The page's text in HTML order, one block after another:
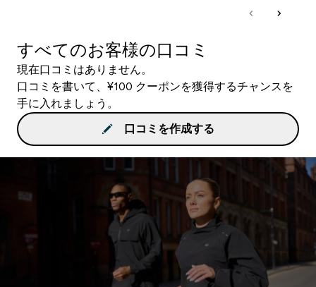
すべてのお客様の口コミ
現在口コミはありません。
口コミを書いて、¥100 クーポンを獲得するチャンスを
手に入れましょう。
口コミを作成する